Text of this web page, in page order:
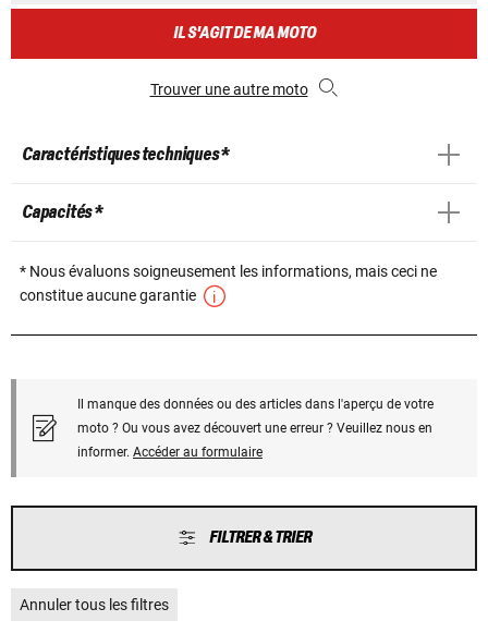
IL S'AGIT DE MA MOTO
Trouver une autre moto
Caractéristiques techniques *
Capacités *
* Nous évaluons soigneusement les informations, mais ceci ne
constitue aucune garantie
Il manque des données ou des articles dans l'aperçu de votre
moto ? Ou vous avez découvert une erreur ? Veuillez nous en
informer. Accéder au formulaire
FILTRER & TRIER
Annuler tous les filtres